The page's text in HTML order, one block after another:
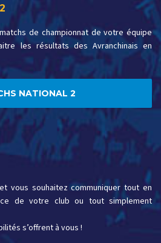
de championnat de votre équipe
les résultats des Avranchinais en
NATIONAL 2
vous souhaitez communiquer tout en
de votre club ou tout simplement
s’offrent à vous !